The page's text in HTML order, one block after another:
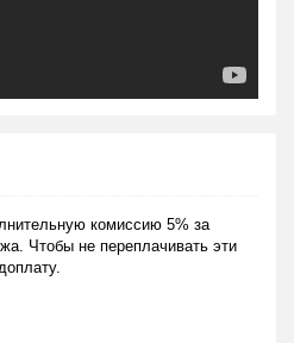
комиссию 5% за
Чтобы не переплачивать эти